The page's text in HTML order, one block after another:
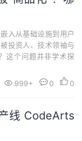
入从基础设施到用户
投资人、技术领袖与
这个问题并非学术探
家通吃”模式，形成垄
999+ 0 0
线 CodeArts